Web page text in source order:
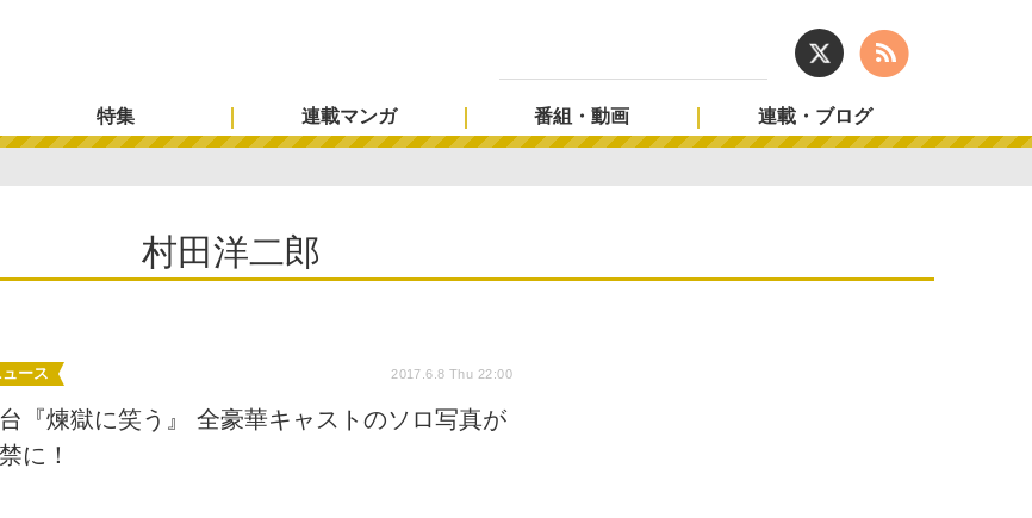
特集 連載マンガ 番組・動画 連載・ブログ
村田洋二郎
ュース 2017.6.8 Thu 22:00
『煉獄に笑う』 全豪華キャストのソロ写真が
に！